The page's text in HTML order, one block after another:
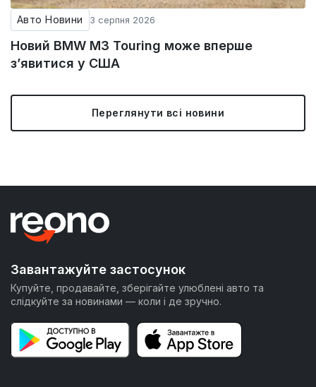
Авто Новини 3 серпня 2026
Новий BMW M3 Touring може вперше
з’явитися у США
Переглянути всі новини
Завантажуйте застосунок
Купуйте, продавайте, зберігайте улюблені авто та
слідкуйте за новинами — коли і де зручно.